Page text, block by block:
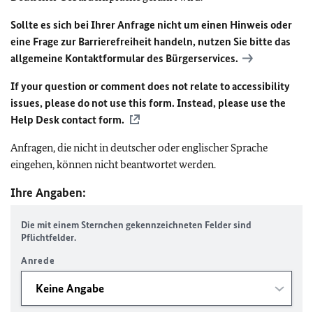
Sollte es sich bei Ihrer Anfrage nicht um einen Hinweis oder
eine Frage zur Barrierefreiheit handeln, nutzen Sie bitte das
allgemeine Kontaktformular des Bürgerservices.
If your question or comment does not relate to accessibility
issues, please do not use this form. Instead, please use the
Help Desk contact form.
Anfragen, die nicht in deutscher oder englischer Sprache
eingehen, können nicht beantwortet werden.
Ihre Angaben:
Die mit einem Sternchen gekennzeichneten Felder sind
Pflichtfelder.
Anrede